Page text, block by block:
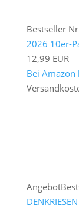
Bestseller
2026 10er-
12,99 EUR
Bei Amazon
Angebot